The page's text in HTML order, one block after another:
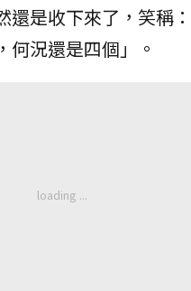
還是收下來了，笑稱
何況還是四個」。